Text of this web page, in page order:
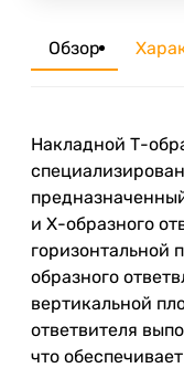
Обзор
Накладной Т-
и Х-образного
горизонтальной
образного
вертикальной
ответвителя
что